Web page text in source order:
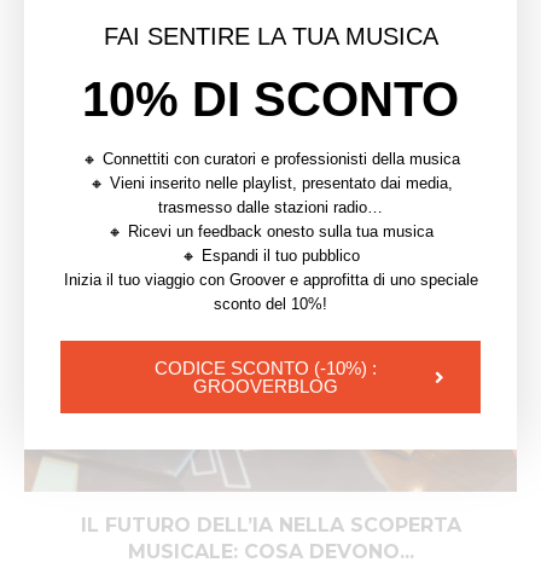
2021
YOU MAY ALSO LIKE
IL FUTURO DELL’IA NELLA SCOPERTA
MUSICALE: COSA DEVONO...
FAI SENTIRE LA TUA MUSICA
10% DI SCONTO
🔸 Connettiti con curatori e professionisti della musica
🔸 Vieni inserito nelle playlist, presentato dai media,
trasmesso dalle stazioni radio…
🔸 Ricevi un feedback onesto sulla tua musica
🔸 Espandi il tuo pubblico
Inizia il tuo viaggio con Groover e approfitta di uno speciale
sconto del 10%!
CODICE SCONTO (-10%) :
GROOVERBLOG